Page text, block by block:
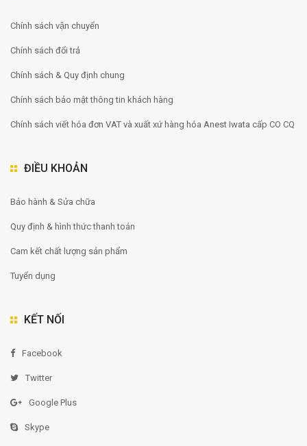
Chính sách vận chuyển
Chính sách đổi trả
Chính sách & Quy định chung
Chính sách bảo mật thông tin khách hàng
Chính sách viết hóa đơn VAT và xuất xứ hàng hóa Anest Iwata cấp CO CQ
ĐIỀU KHOẢN
Bảo hành & Sửa chữa
Quy định & hình thức thanh toán
Cam kết chất lượng sản phẩm
Tuyển dụng
KẾT NỐI
Facebook
Twitter
Google Plus
Skype